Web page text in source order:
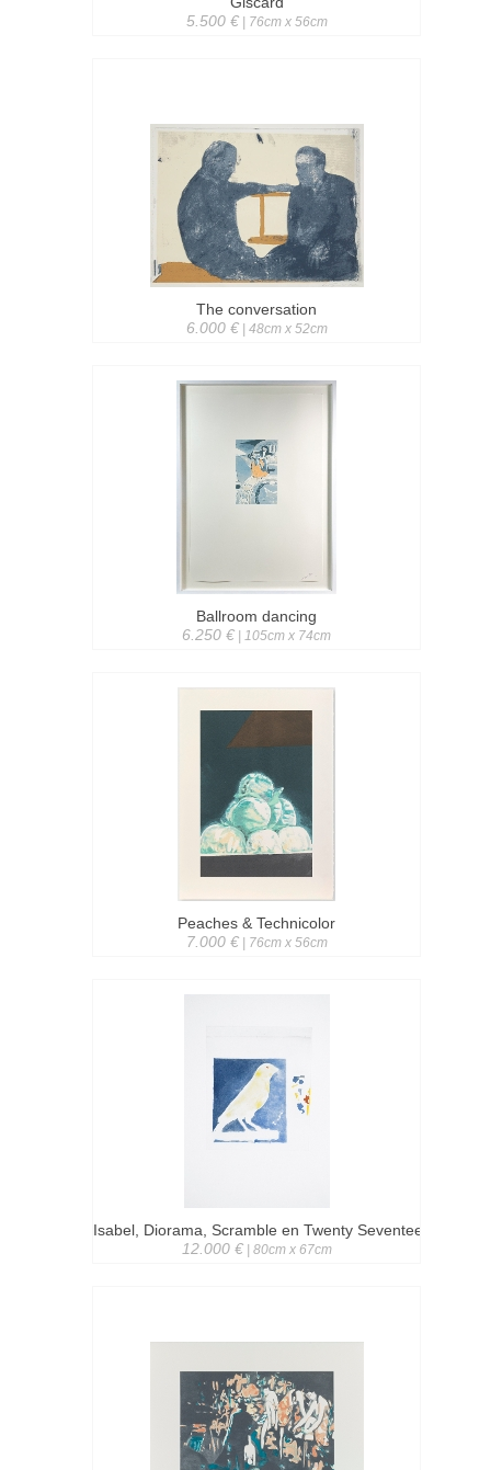
5.500 €| 76cm x 56cm
The conversation
6.000 €| 48cm x 52cm
Ballroom dancing
6.250 € | 105cm x 74cm
Peaches & Technicolor
7.000 €| 76cm x 56cm
Isabel, Diorama, Scramble en Twenty Seventeen
12.000 €| 80cm x 67cm